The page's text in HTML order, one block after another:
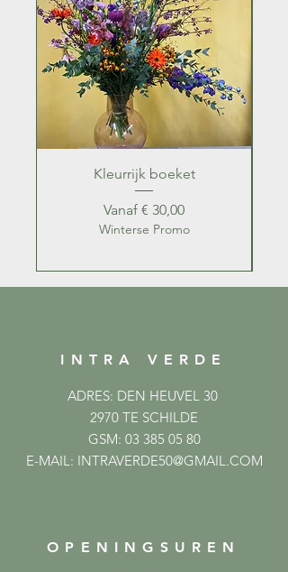
Kleurrijk boeket
Vanaf € 30,00
Verkoopprijs
Winterse Promo
INTRA VERDE
ADRES: DEN HEUVEL 30
2970 TE SCHILDE
GSM: 03 385 05 80
E-MAIL: INTRAVERDE50@GMAIL.COM
OPENINGSUREN